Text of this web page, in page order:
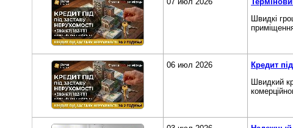
Швидкі
06 июл 2026
Кредит
Швидкий